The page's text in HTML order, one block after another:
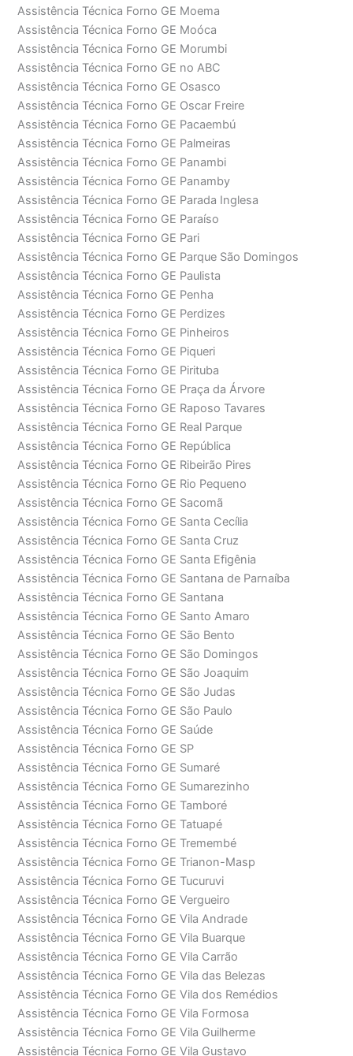
Assistência Técnica Forno GE Moema
Assistência Técnica Forno GE Moóca
Assistência Técnica Forno GE Morumbi
Assistência Técnica Forno GE no ABC
Assistência Técnica Forno GE Osasco
Assistência Técnica Forno GE Oscar Freire
Assistência Técnica Forno GE Pacaembú
Assistência Técnica Forno GE Palmeiras
Assistência Técnica Forno GE Panambi
Assistência Técnica Forno GE Panamby
Assistência Técnica Forno GE Parada Inglesa
Assistência Técnica Forno GE Paraíso
Assistência Técnica Forno GE Pari
Assistência Técnica Forno GE Parque São Domingos
Assistência Técnica Forno GE Paulista
Assistência Técnica Forno GE Penha
Assistência Técnica Forno GE Perdizes
Assistência Técnica Forno GE Pinheiros
Assistência Técnica Forno GE Piqueri
Assistência Técnica Forno GE Pirituba
Assistência Técnica Forno GE Praça da Árvore
Assistência Técnica Forno GE Raposo Tavares
Assistência Técnica Forno GE Real Parque
Assistência Técnica Forno GE República
Assistência Técnica Forno GE Ribeirão Pires
Assistência Técnica Forno GE Rio Pequeno
Assistência Técnica Forno GE Sacomã
Assistência Técnica Forno GE Santa Cecília
Assistência Técnica Forno GE Santa Cruz
Assistência Técnica Forno GE Santa Efigênia
Assistência Técnica Forno GE Santana de Parnaíba
Assistência Técnica Forno GE Santana
Assistência Técnica Forno GE Santo Amaro
Assistência Técnica Forno GE São Bento
Assistência Técnica Forno GE São Domingos
Assistência Técnica Forno GE São Joaquim
Assistência Técnica Forno GE São Judas
Assistência Técnica Forno GE São Paulo
Assistência Técnica Forno GE Saúde
Assistência Técnica Forno GE SP
Assistência Técnica Forno GE Sumaré
Assistência Técnica Forno GE Sumarezinho
Assistência Técnica Forno GE Tamboré
Assistência Técnica Forno GE Tatuapé
Assistência Técnica Forno GE Tremembé
Assistência Técnica Forno GE Trianon-Masp
Assistência Técnica Forno GE Tucuruvi
Assistência Técnica Forno GE Vergueiro
Assistência Técnica Forno GE Vila Andrade
Assistência Técnica Forno GE Vila Buarque
Assistência Técnica Forno GE Vila Carrão
Assistência Técnica Forno GE Vila das Belezas
Assistência Técnica Forno GE Vila dos Remédios
Assistência Técnica Forno GE Vila Formosa
Assistência Técnica Forno GE Vila Guilherme
Assistência Técnica Forno GE Vila Gustavo